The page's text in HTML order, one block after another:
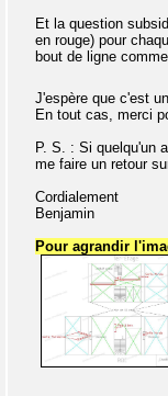
Et la question
en rouge) pour
bout de ligne
J'espère que c'est
En tout cas, merci
P. S. : Si quelqu'un
me faire un retour
Cordialement
Benjamin
Pour agrandir